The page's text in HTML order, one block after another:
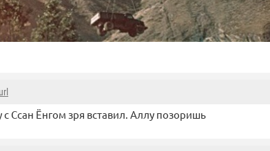
url
с Ссан Ёнгом зря вставил. Аллу позоришь